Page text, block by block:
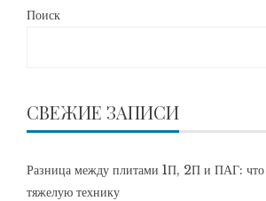
Поиск
СВЕЖИЕ ЗАПИСИ
Разница между плитами 1П, 2П и ПАГ: что
тяжелую технику